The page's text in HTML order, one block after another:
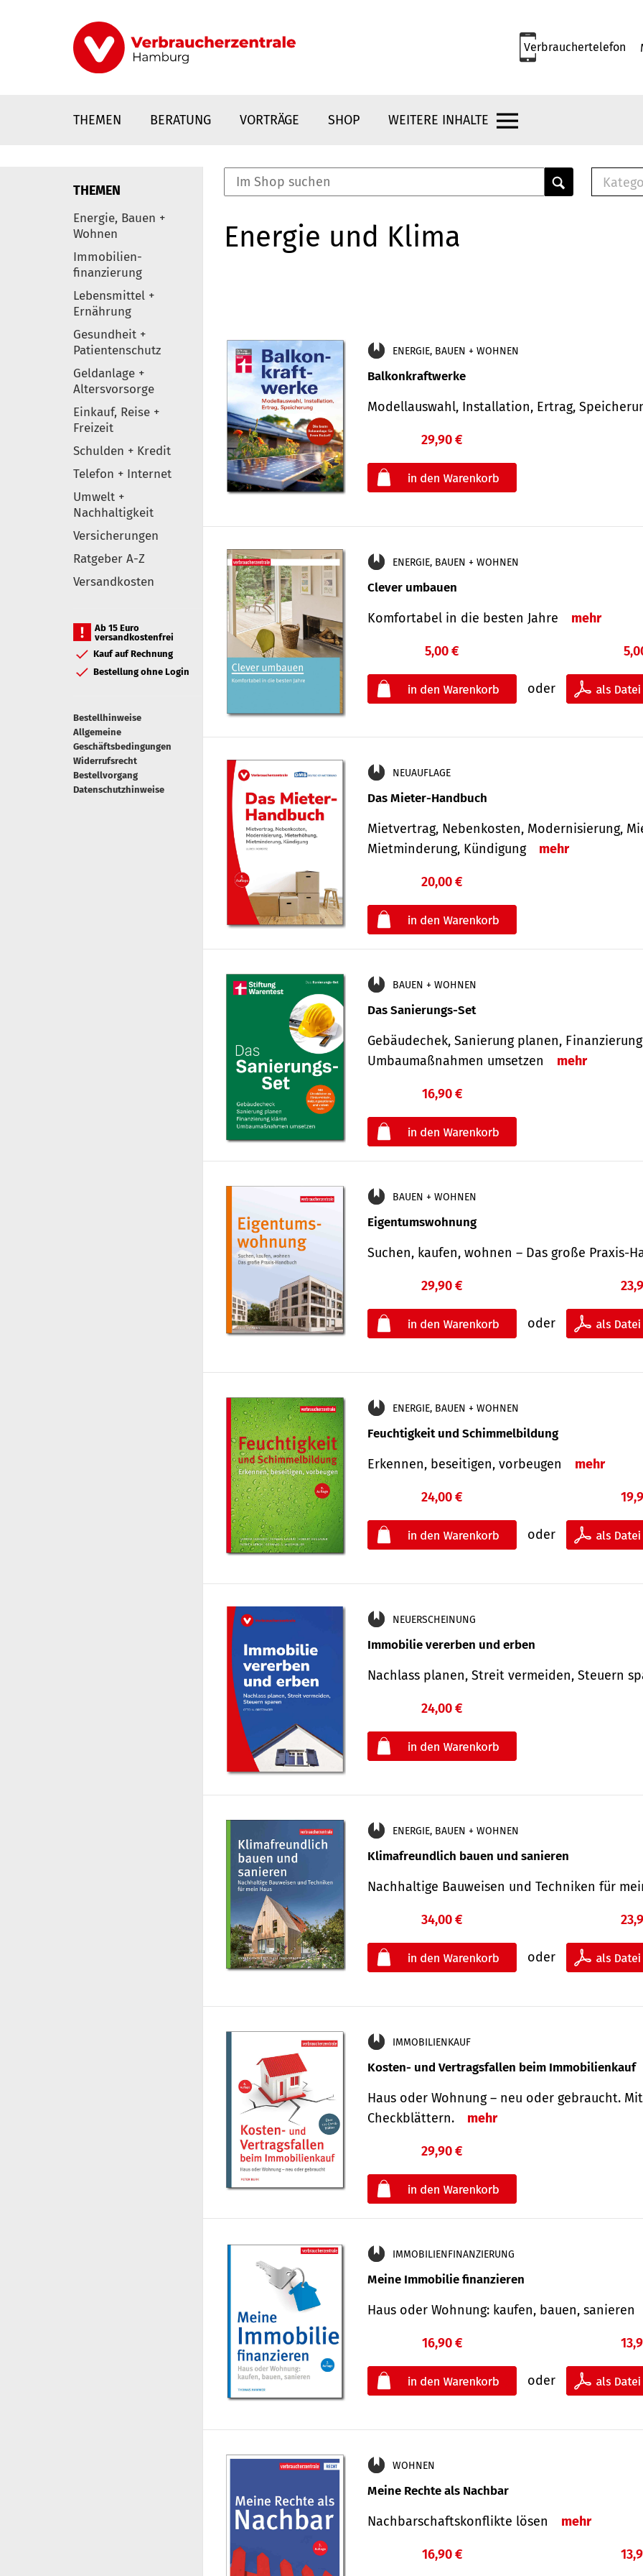
Verbrauchertelefon
THEMEN BERATUNG VORTRÄGE SHOP WEITERE INHALTE
Elemente
THEMEN
Energie, Bauen +
Wohnen
Immobilien-
finanzierung
Lebensmittel +
Ernährung
Gesundheit +
Patientenschutz
Geldanlage +
Altersvorsorge
Einkauf, Reise +
Freizeit
Schulden + Kredit
Telefon + Internet
Umwelt +
Nachhaltigkeit
Versicherungen
Ratgeber A-Z
Versandkosten
Ab 15 Euro
versandkostenfrei
Kauf auf Rechnung
Bestellung ohne Login
Bestellhinweise
Allgemeine
Geschäftsbedingungen
Widerrufsrecht
Bestellvorgang
Datenschutzhinweise
Energie und Klima
ENERGIE, BAUEN + WOHNEN
Balkonkraftwerke
Modellauswahl, Installation, Ertrag,
29,90 €
ENERGIE, BAUEN + WOHNEN
Clever umbauen
Komfortabel in die besten Jahre mehr
5,00 €
oder
NEUAUFLAGE
Das Mieter-Handbuch
Mietvertrag, Nebenkosten, Modernisierung,
Mietminderung, Kündigung
mehr
20,00 €
BAUEN + WOHNEN
Das Sanierungs-Set
Gebäudechek, Sanierung planen,
Umbaumaßnahmen umsetzen
mehr
16,90 €
BAUEN + WOHNEN
Eigentumswohnung
Suchen, kaufen, wohnen – Das große Praxis-
29,90 €
oder
ENERGIE, BAUEN + WOHNEN
Feuchtigkeit und Schimmelbildung
Erkennen, beseitigen, vorbeugen mehr
24,00 €
oder
NEUERSCHEINUNG
Immobilie vererben und erben
Nachlass planen, Streit vermeiden, Steuern
24,00 €
ENERGIE, BAUEN + WOHNEN
Klimafreundlich bauen und sanieren
Nachhaltige Bauweisen und Techniken für
34,00 €
oder
IMMOBILIENKAUF
Kosten- und Vertragsfallen beim Immobilienkauf
Haus oder Wohnung – neu oder gebraucht.
Check­blättern.
mehr
29,90 €
IMMOBILIENFINANZIERUNG
Meine Immobilie finanzieren
Haus oder Wohnung: kaufen, bauen, sanieren
16,90 €
oder
WOHNEN
Meine Rechte als Nachbar
Nach­bar­schafts­konflikte lösen mehr
16,90 €